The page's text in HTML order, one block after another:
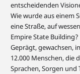
entscheidenden
Wie wurdeaus einem
eine Straße,auf
Empire State Building?
Geprägt, gewachsen,
12.000 Menschen, die
Sprachen, Sorgen und